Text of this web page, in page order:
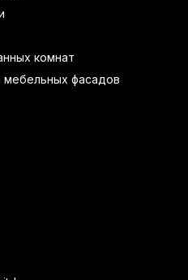
комнат
мебельных фасадов